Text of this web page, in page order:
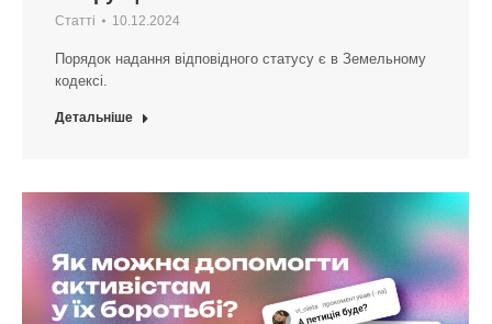
Статті 10.12.2024
Порядок надання відповідного статусу є в Земельному
кодексі.
Детальніше